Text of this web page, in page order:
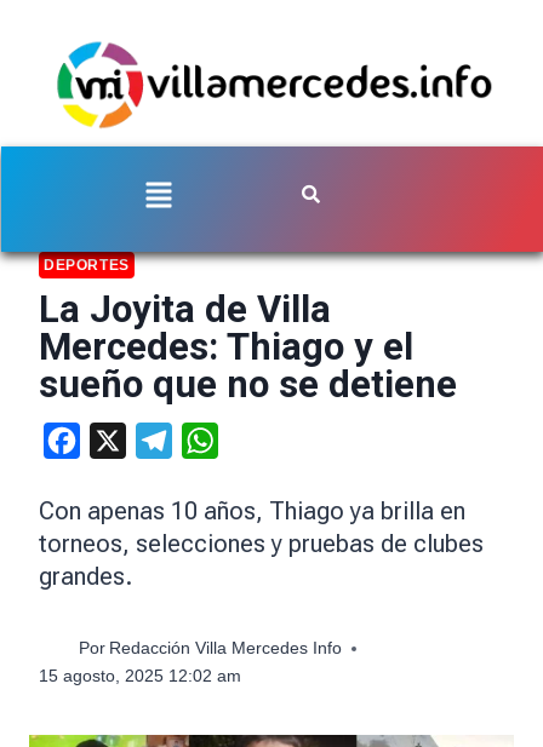
DEPORTES
La Joyita de Villa
Mercedes: Thiago y el
sueño que no se detiene
Facebook Telegram
Con apenas 10 años, Thiago ya brilla en
torneos, selecciones y pruebas de clubes
grandes.
Por Redacción Villa Mercedes Info
15 agosto, 2025 12:02 am